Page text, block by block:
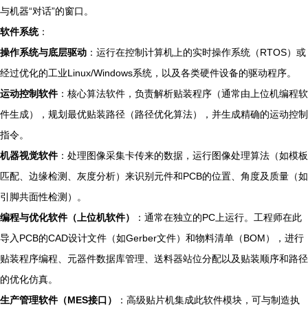
与机器“对话”的窗口。
软件系统：
操作系统与底层驱动 ：运行在控制计算机上的实时操作系统（RTOS）或
经过优化的工业Linux/Windows系统，以及各类硬件设备的驱动程序。
运动控制软件：核心算法软件，负责解析贴装程序（通常由上位机编程软
件生成），规划最优贴装路径（路径优化算法），并生成精确的运动控制
指令。
机器视觉软件：处理图像采集卡传来的数据，运行图像处理算法（如模板
匹配、边缘检测、灰度分析）来识别元件和PCB的位置、角度及质量（如
引脚共面性检测）。
编程与优化软件（上位机软件）
：通常在独立的PC上运行。工程师在此
导入PCB的CAD设计文件（如Gerber文件）和物料清单（BOM），进行
贴装程序编程、元器件数据库管理、送料器站位分配以及贴装顺序和路径
的优化仿真。
生产管理软件（MES接口）
：高级贴片机集成此软件模块，可与制造执